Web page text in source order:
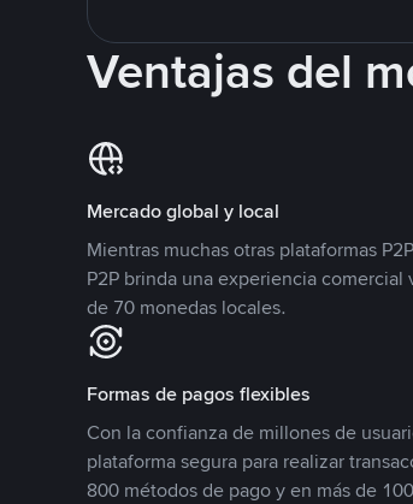
Ventajas del
Mercado global y local
Mientras muchas otras plataformas
P2P brinda una experiencia
de 70 monedas locales.
Formas de pagos flexibles
Con la confianza de millones de
plataforma segura para realizar
800 métodos de pago y en más de